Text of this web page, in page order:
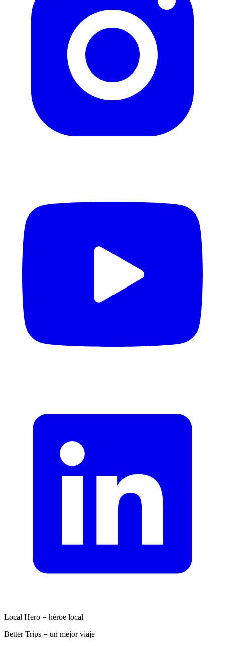
Local Hero = héroe local
Better Trips = un mejor viaje